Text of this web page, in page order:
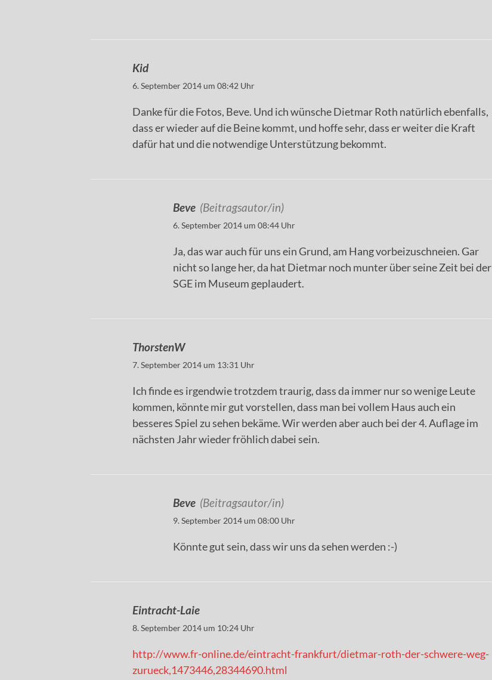
Kid
6. September 2014 um 08:42 Uhr
Danke für die Fotos, Beve. Und ich wünsche Dietmar Roth natürlich ebenfalls,
dass er wieder auf die Beine kommt, und hoffe sehr, dass er weiter die Kraft
dafür hat und die notwendige Unterstützung bekommt.
Beve (Beitragsautor/in)
6. September 2014 um 08:44 Uhr
Ja, das war auch für uns ein Grund, am Hang vorbeizuschneien. Gar
nicht so lange her, da hat Dietmar noch munter über seine Zeit bei der
SGE im Museum geplaudert.
ThorstenW
7. September 2014 um 13:31 Uhr
Ich finde es irgendwie trotzdem traurig, dass da immer nur so wenige Leute
kommen, könnte mir gut vorstellen, dass man bei vollem Haus auch ein
besseres Spiel zu sehen bekäme. Wir werden aber auch bei der 4. Auflage im
nächsten Jahr wieder fröhlich dabei sein.
Beve (Beitragsautor/in)
9. September 2014 um 08:00 Uhr
Könnte gut sein, dass wir uns da sehen werden :-)
Eintracht-Laie
8. September 2014 um 10:24 Uhr
http://www.fr-online.de/eintracht-frankfurt/dietmar-roth-der-schwere-weg-
zurueck,1473446,28344690.html